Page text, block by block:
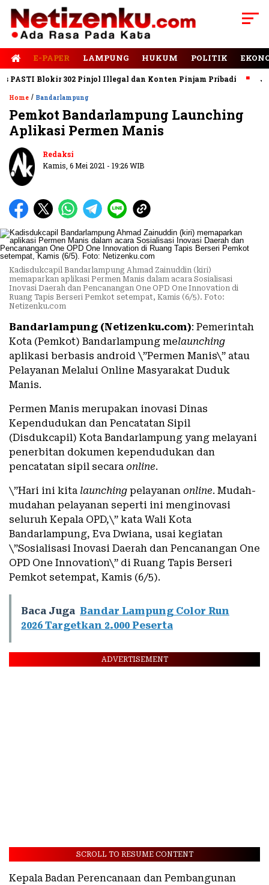
E-PAPER LAMPUNG HUKUM POLITIK
Blokir 302 Pinjol Illegal dan Konten Pinjam Pribadi Jalan
Home / Bandarlampung
Pemkot Bandarlampung Launching
Aplikasi Permen Manis
Redaksi
Kamis, 6 Mei 2021 - 19:26 WIB
Kadisdukcapil Bandarlampung Ahmad Zainuddin (kiri)
memaparkan aplikasi Permen Manis dalam acara Sosialisasi
Inovasi Daerah dan Pencanangan One OPD One Innovation di
Ruang Tapis Berseri Pemkot setempat, Kamis (6/5). Foto:
Netizenku.com
Bandarlampung (Netizenku.com): Pemerintah
Kota (Pemkot) Bandarlampung melaunching
aplikasi berbasis android \”Permen Manis\” atau
Pelayanan Melalui Online Masyarakat Duduk
Manis.
Permen Manis merupakan inovasi Dinas
Kependudukan dan Pencatatan Sipil
(Disdukcapil) Kota Bandarlampung yang melayani
penerbitan dokumen kependudukan dan
pencatatan sipil secara online.
\”Hari ini kita launching pelayanan online. Mudah-
mudahan pelayanan seperti ini menginovasi
seluruh Kepala OPD,\” kata Wali Kota
Bandarlampung, Eva Dwiana, usai kegiatan
\”Sosialisasi Inovasi Daerah dan Pencanangan One
OPD One Innovation\” di Ruang Tapis Berseri
Pemkot setempat, Kamis (6/5).
Baca Juga Bandar Lampung Color Run
2026 Targetkan 2.000 Peserta
ADVERTISEMENT
SCROLL TO RESUME CONTENT
Kepala Badan Perencanaan dan Pembangunan